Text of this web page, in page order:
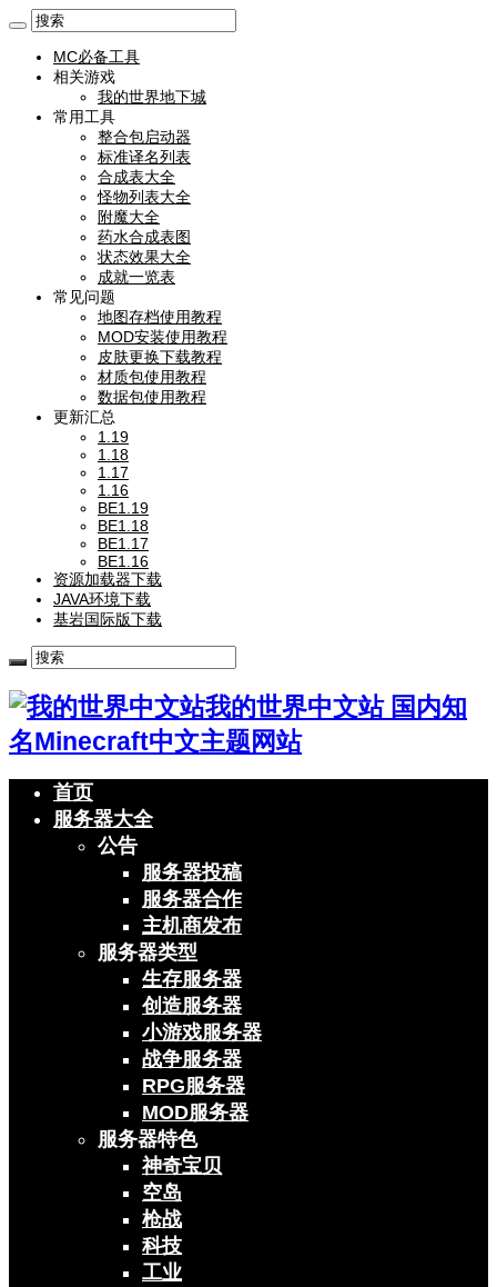
MC必备工具
相关游戏
我的世界地下城
常用工具
整合包启动器
标准译名列表
合成表大全
怪物列表大全
附魔大全
药水合成表图
状态效果大全
成就一览表
常见问题
地图存档使用教程
MOD安装使用教程
皮肤更换下载教程
材质包使用教程
数据包使用教程
更新汇总
1.19
1.18
1.17
1.16
BE1.19
BE1.18
BE1.17
BE1.16
资源加载器下载
JAVA环境下载
基岩国际版下载
我的世界中文站 国内知
名Minecraft中文主题网站
首页
服务器大全
公告
服务器投稿
服务器合作
主机商发布
服务器类型
生存服务器
创造服务器
小游戏服务器
战争服务器
RPG服务器
MOD服务器
服务器特色
神奇宝贝
空岛
枪战
科技
工业